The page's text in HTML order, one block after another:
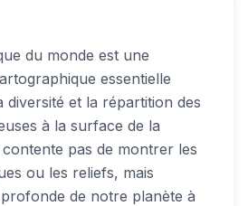
du monde est une
essentielle
diversité et la répartition des
à la surface de la
pas de montrer les
ou les reliefs, mais
de notre planète à